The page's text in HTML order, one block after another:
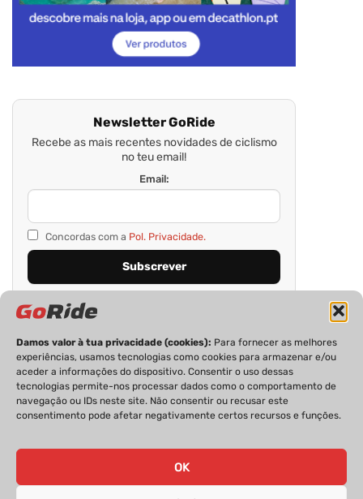
Damos valor à tua privacidade (cookies): Para fornecer as melhores
experiências, usamos tecnologias como cookies para armazenar e/ou
aceder a informações do dispositivo. Consentir o uso dessas
tecnologias permite-nos processar dados como o comportamento de
navegação ou IDs neste site. Não consentir ou recusar este
consentimento pode afetar negativamente certos recursos e funções.
OK
Newsletter GoRide
Recebe as mais recentes novidades de ciclismo
no teu email!
Email:
Concordas com a Pol. Privacidade.
PRIVACIDADE FICHA TÉCNICA
ESTATUTO EDITORIAL